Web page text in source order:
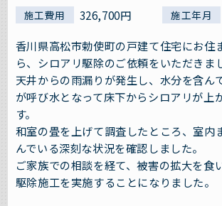
施工費用 326,700円 施工年月
香川県高松市勅使町の戸建て住宅にお住
ら、シロアリ駆除のご依頼をいただきま
天井からの雨漏りが発生し、水分を含ん
が呼び水となって床下からシロアリが上
す。
和室の畳を上げて調査したところ、室内
んでいる深刻な状況を確認しました。
ご家族での相談を経て、被害の拡大を食
駆除施工を実施することになりました。